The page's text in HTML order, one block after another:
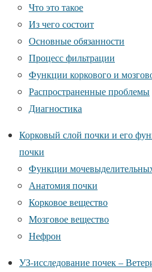
Что это такое
Из чего состоит
Основные обязанности
Процесс фильтрации
Функции коркового и
Распространенные проблемы
Диагностика
Корковый слой почки и его
почки
Функции
Анатомия почки
Корковое вещество
Мозговое вещество
Нефрон
УЗ-исследование почек –